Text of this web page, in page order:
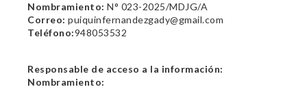
Nombramiento: N° 023-2025/MDJG/A
Correo: puiquinfernandezgady@gmail.com
Teléfono:948053532
Responsable de acceso a la información:
Nombramiento: